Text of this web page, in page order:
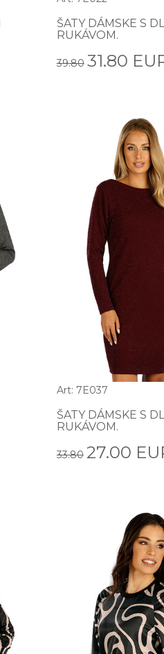
ŠATY DÁMSKE S
RUKÁVOM.
39.80 31.80
Art: 7E037
ŠATY DÁMSKE S
RUKÁVOM.
33.80 27.00